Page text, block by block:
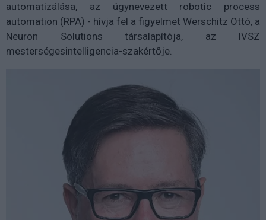
automatizálása, az úgynevezett robotic process
automation (RPA) - hívja fel a figyelmet Werschitz Ottó, a
Neuron Solutions társalapítója, az IVSZ
mesterségesintelligencia-szakértője.